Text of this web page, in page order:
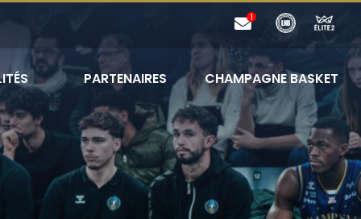
PARTENAIRES CHAMPAGNE BASKET